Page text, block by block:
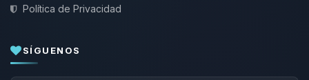
Política de Privacidad
SÍGUENOS